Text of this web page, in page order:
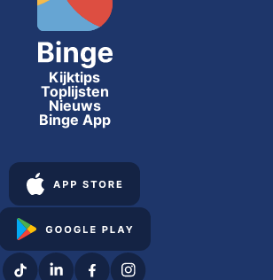
Kijktips
Toplijsten
Nieuws
Binge App